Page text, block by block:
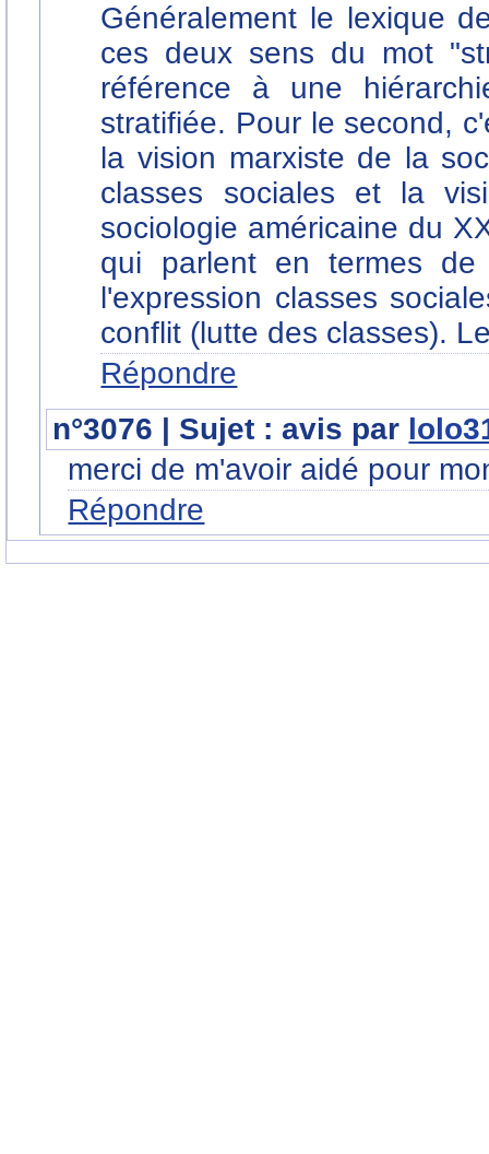
Généralement le lexique
ces deux sens du mot
référence à une
stratifiée. Pour le second,
la vision marxiste de la
classes sociales et la
sociologie américaine du
qui parlent en termes de
l'expression classes
conflit (lutte des classes).
Répondre
n°3076 | Sujet : avis par
merci de m'avoir aidé pour
Répondre